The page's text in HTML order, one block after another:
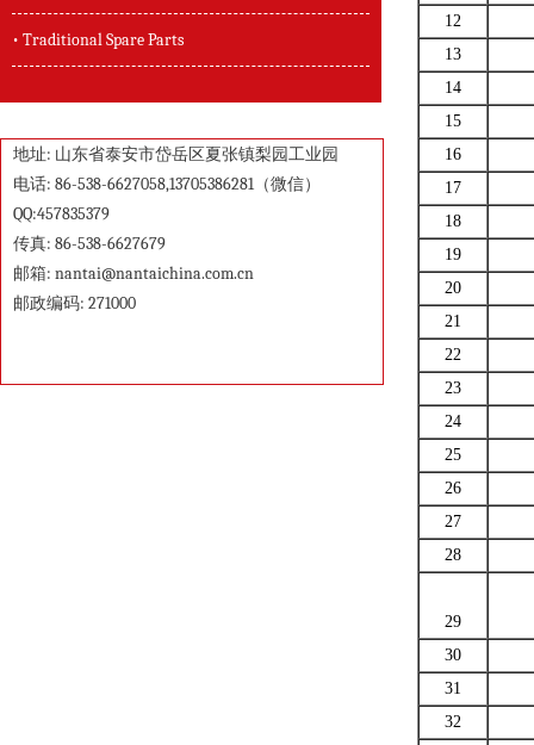
• Traditional Spare Parts
地址: 山东省泰安市岱岳区夏张镇梨园工业园
电话: 86-538-6627058,13705386281（微信）
QQ:457835379
传真: 86-538-6627679
邮箱: nantai@nantaichina.com.cn
邮政编码: 271000
12
13
14
15
16
17
18
19
20
21
22
23
24
25
26
27
28
29
30
31
32